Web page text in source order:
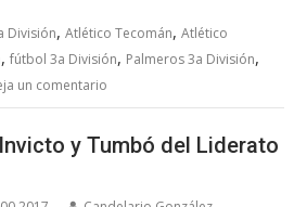
División,Atlético Tecomán,Atlético
,fútbol 3a División, Palmeros 3a División,
un comentario
y Tumbó del Liderato